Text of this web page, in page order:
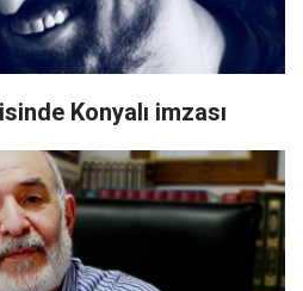
Konyalı imzası